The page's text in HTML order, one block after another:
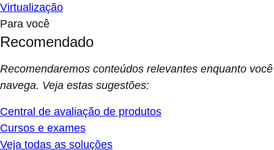
Virtualização
Para você
Recomendado
Recomendaremos conteúdos relevantes enquanto você
navega. Veja estas sugestões:
Central de avaliação de produtos
Cursos e exames
Veja todas as soluções